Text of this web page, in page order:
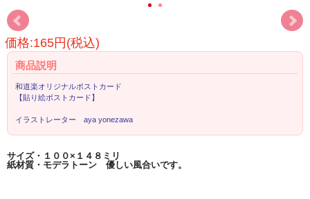
価格:165円(税込)
商品説明
和道楽オリジナルポストカード
【貼り絵ポストカード】
イラストレーター aya yonezawa
サイズ・１００×１４８ミリ
紙材質・モデラトーン 優しい風合いです。